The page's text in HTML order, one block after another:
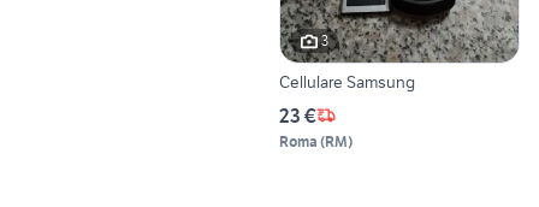
3
Cellulare Samsung
23 €
Roma (RM)